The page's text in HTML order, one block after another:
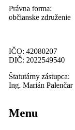
Právna forma:
občianske združenie
IČO: 42080207
DIČ: 2022549540
Štatutárny zástupca:
Ing. Marián Palenčar
Menu